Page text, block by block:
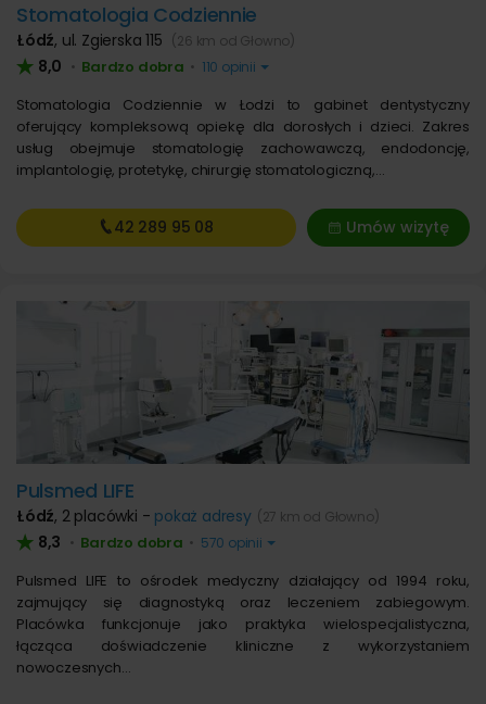
Stomatologia Codziennie
Łódź, ul. Zgierska 115 (26 km od Głowno)
8,0 • Bardzo dobra • 110 opinii
Stomatologia Codziennie w Łodzi to gabinet dentystyczny
oferujący kompleksową opiekę dla dorosłych i dzieci. Zakres
usług obejmuje stomatologię zachowawczą, endodoncję,
implantologię, protetykę, chirurgię stomatologiczną,…
Umów wizytę
42 289 95 08
Pulsmed LIFE
Łódź, 2 placówki - pokaż adresy (27 km od Głowno)
8,3 • Bardzo dobra • 570 opinii
Pulsmed LIFE to ośrodek medyczny działający od 1994 roku,
zajmujący się diagnostyką oraz leczeniem zabiegowym.
Placówka funkcjonuje jako praktyka wielospecjalistyczna,
łącząca doświadczenie kliniczne z wykorzystaniem
nowoczesnych…